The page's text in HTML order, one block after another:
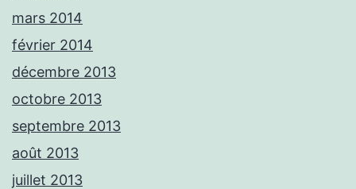
mars 2014
février 2014
décembre 2013
octobre 2013
septembre 2013
août 2013
juillet 2013